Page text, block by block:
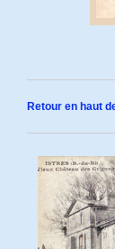
Retour en haut